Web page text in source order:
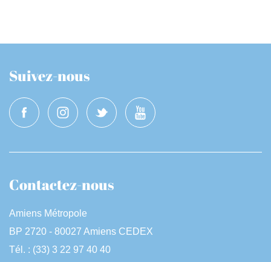
Suivez-nous
Contactez-nous
Amiens Métropole
BP 2720 - 80027 Amiens CEDEX
Tél. : (33) 3 22 97 40 40